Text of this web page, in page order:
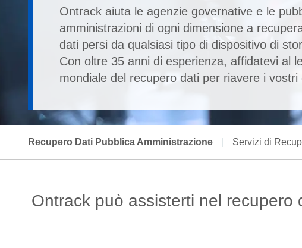
Ontrack aiuta le agenzie governative e le
amministrazioni di ogni dimensione a
dati persi da qualsiasi tipo di dispositivo di
Con oltre 35 anni di esperienza, affidatevi al
mondiale del recupero dati per riavere i vostri
Recupero Dati Pubblica Amministrazione Servizi di
Ontrack può assisterti nel